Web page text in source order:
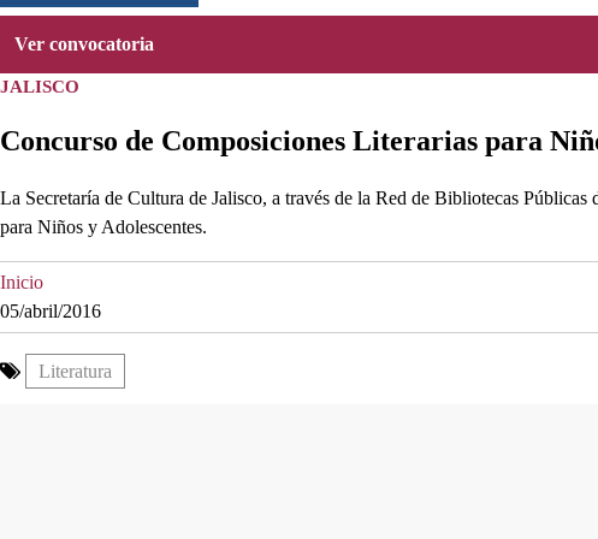
Ver convocatoria
JALISCO
Concurso de Composiciones Literarias para
La Secretaría de Cultura de Jalisco, a través de la Red de Bibliotecas
para Niños y Adolescentes.
Inicio
05/abril/2016
Literatura